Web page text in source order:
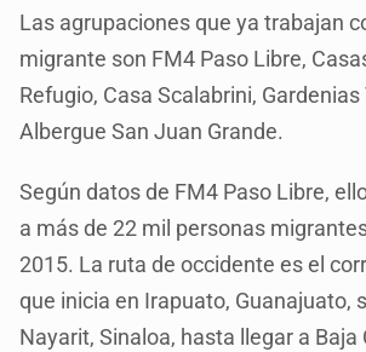
Las agrupaciones que ya trabajan
migrante son FM4 Paso Libre,
Refugio, Casa Scalabrini,
Albergue San Juan Grande.
Según datos de FM4 Paso Libre,
a más de 22 mil personas
2015. La ruta de occidente es el
que inicia en Irapuato, Guanajuato,
Nayarit, Sinaloa, hasta llegar a Baja